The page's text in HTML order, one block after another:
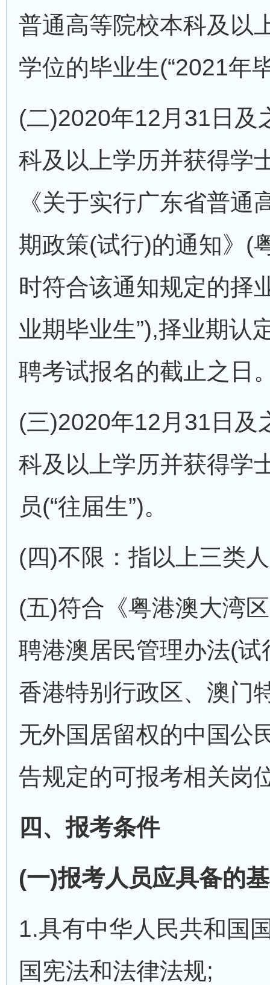
普通高等院校本科及以
学位的毕业生(“2021年
(二)2020年12月31日及
科及以上学历并获得学
《关于实行广东省普
期政策(试行)的通知》(
时符合该通知规定的择
业期毕业生”),择业期认
聘考试报名的截止之日
(三)2020年12月31日及
科及以上学历并获得学
员(“往届生”)。
(四)不限：指以上三类
(五)符合《粤港澳大湾
聘港澳居民管理办法(
香港特别行政区、澳门
无外国居留权的中国公
告规定的可报考相关岗
四、报考条件
(一)报考人员应具备的
1.具有中华人民共和国
国宪法和法律法规;